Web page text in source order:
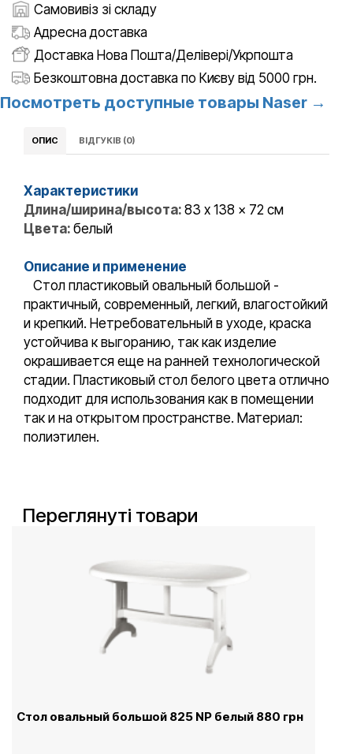
Самовивіз зі складу
Адресна доставка
Доставка Нова Пошта/Делівері/Укрпошта
Безкоштовна доставка по Києву від 5000 грн.
Посмотреть доступные товары Naser →
ОПИС ВІДГУКІВ (0)
Характеристики
Длина/ширина/высота: 83 x 138 x 72 см
Цвета: белый
Описание и применение
Стол пластиковый овальный большой -
практичный, современный, легкий, влагостойкий
и крепкий. Нетребовательный в уходе, краска
устойчива к выгоранию, так как изделие
окрашивается еще на ранней технологической
стадии. Пластиковый стол белого цвета отлично
подходит для использования как в помещении
так и на открытом пространстве. Материал:
полиэтилен.
Переглянуті товари
Стол овальный большой 825 NР белый 880 грн